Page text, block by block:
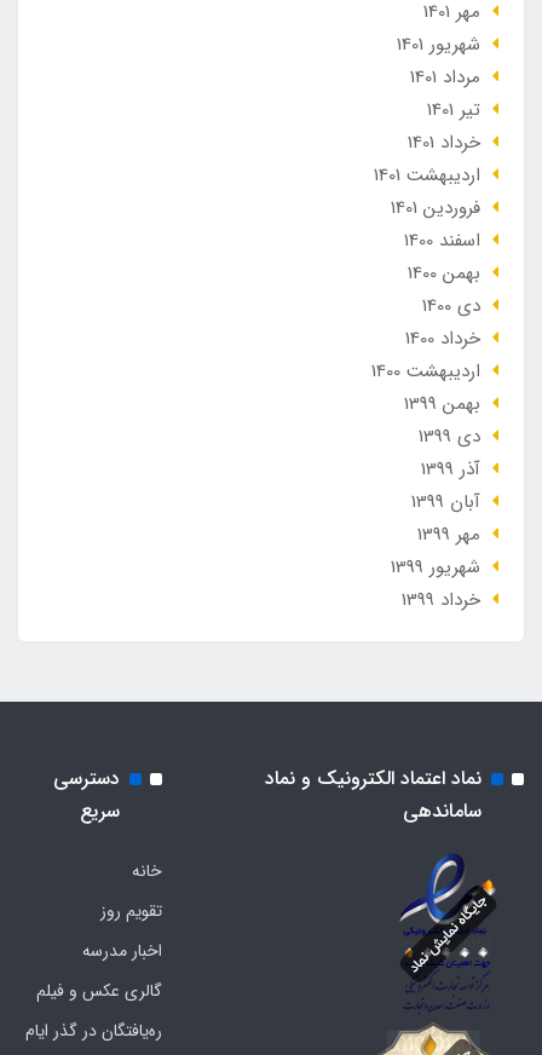
مهر 1401
شهریور 1401
مرداد 1401
تير 1401
خرداد 1401
ارديبهشت 1401
فروردین 1401
اسفند 1400
بهمن 1400
دی 1400
خرداد 1400
ارديبهشت 1400
بهمن 1399
دی 1399
آذر 1399
آبان 1399
مهر 1399
شهریور 1399
خرداد 1399
نماد اعتماد الکترونیک و نماد
ساماندهی
دسترسی
سریع
خانه
تقویم روز
اخبار مدرسه
گالری عکس و فیلم
ره‌یافتگان در گذر ایام